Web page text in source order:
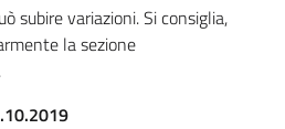
subire variazioni. Si consiglia,
la sezione
.